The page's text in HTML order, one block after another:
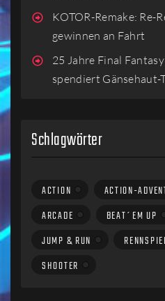
KOTOR-Remake: Re-
gewinnen an Fahrt
25 Jahre Final
spendiert Gänsehaut-
Schlagwörter
ACTION ACTION-
ARCADE
BEAT´EM UP
JUMP & RUN
SHOOTER